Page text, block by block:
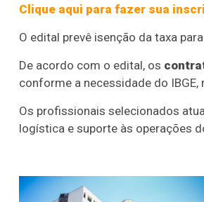
Clique aqui para fazer sua
O edital prevê isenção da taxa
De acordo com o edital, os
conforme a necessidade do
Os profissionais selecionados
logística e suporte às operações